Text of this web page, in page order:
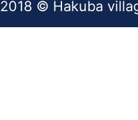
2018 © Hakuba